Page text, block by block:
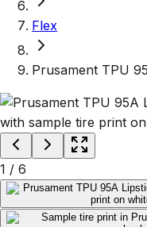
Flex
Prusament TPU
1 / 6